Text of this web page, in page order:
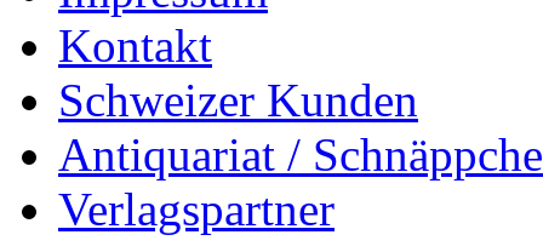
Kontakt
Schweizer Kunden
Antiquariat /
Verlagspartner